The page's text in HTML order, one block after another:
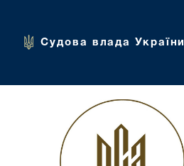
Судова влада України